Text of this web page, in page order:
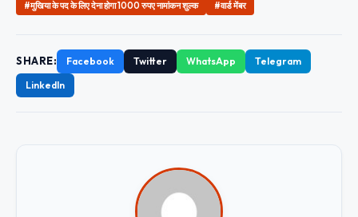
#मुखिया के पद के लिए देना होगा 1000 रुपए नामांकन शुल्क
#वार्ड मेंबर
SHARE: Facebook Twitter WhatsApp
Telegram
LinkedIn